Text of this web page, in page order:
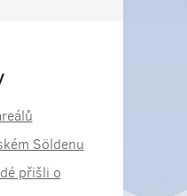
Söldenu
přišli o